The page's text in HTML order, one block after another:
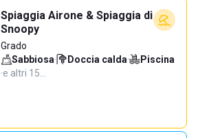
Spiaggia Airone & Spiaggia di
Snoopy
Grado
Sabbiosa· Doccia calda·
Piscina
·e altri 15…